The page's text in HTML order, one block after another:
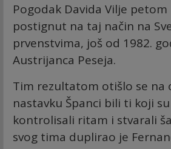
Pogodak Davida Vilje
postignut na taj način na
prvenstvima, još od 1982.
Austrijanca Peseja.
Tim rezultatom otišlo se na
nastavku Španci bili ti koji
kontrolisali ritam i stvarali
svog tima duplirao je